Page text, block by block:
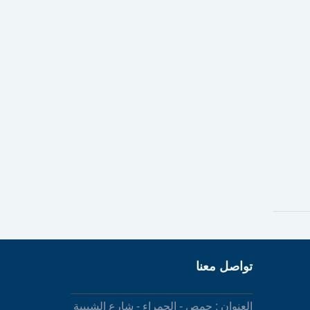
تواصل معنا
العنوان : حمص - الحمراء - شارع الشبيبة